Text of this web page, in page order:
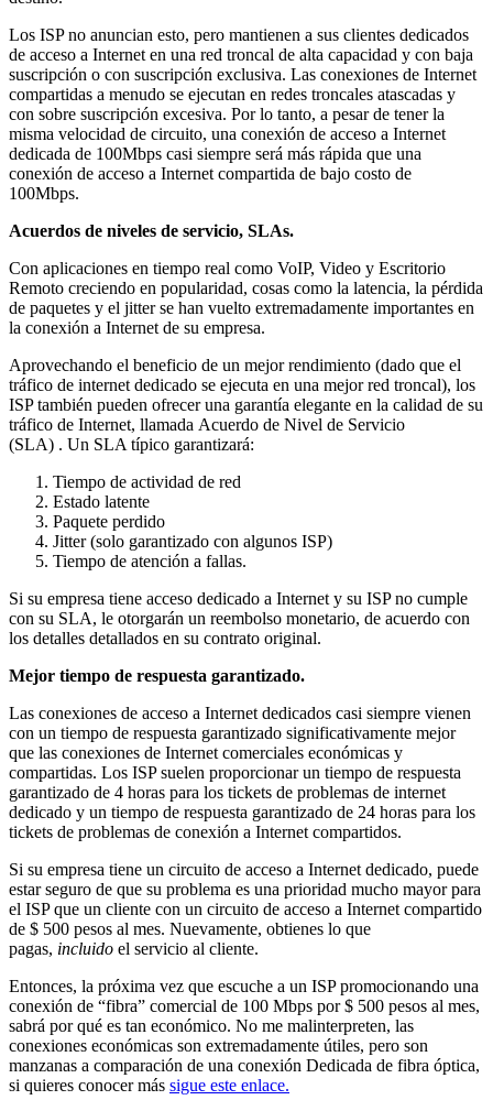
Los ISP no anuncian esto, pero mantienen a sus clientes dedicados
de acceso a Internet en una red troncal de alta capacidad y con baja
suscripción o con suscripción exclusiva. Las conexiones de Internet
compartidas a menudo se ejecutan en redes troncales atascadas y
con sobre suscripción excesiva. Por lo tanto, a pesar de tener la
misma velocidad de circuito, una conexión de acceso a Internet
dedicada de 100Mbps casi siempre será más rápida que una
conexión de acceso a Internet compartida de bajo costo de
100Mbps.
Acuerdos de niveles de servicio, SLAs.
Con aplicaciones en tiempo real como VoIP, Video y Escritorio
Remoto creciendo en popularidad, cosas como la latencia, la pérdida
de paquetes y el jitter se han vuelto extremadamente importantes en
la conexión a Internet de su empresa.
Aprovechando el beneficio de un mejor rendimiento (dado que el
tráfico de internet dedicado se ejecuta en una mejor red troncal), los
ISP también pueden ofrecer una garantía elegante en la calidad de su
tráfico de Internet, llamada Acuerdo de Nivel de Servicio
(SLA) . Un SLA típico garantizará:
Tiempo de actividad de red
Estado latente
Paquete perdido
Jitter (solo garantizado con algunos ISP)
Tiempo de atención a fallas.
Si su empresa tiene acceso dedicado a Internet y su ISP no cumple
con su SLA, le otorgarán un reembolso monetario, de acuerdo con
los detalles detallados en su contrato original.
Mejor tiempo de respuesta garantizado.
Las conexiones de acceso a Internet dedicados casi siempre vienen
con un tiempo de respuesta garantizado significativamente mejor
que las conexiones de Internet comerciales económicas y
compartidas. Los ISP suelen proporcionar un tiempo de respuesta
garantizado de 4 horas para los tickets de problemas de internet
dedicado y un tiempo de respuesta garantizado de 24 horas para los
tickets de problemas de conexión a Internet compartidos.
Si su empresa tiene un circuito de acceso a Internet dedicado, puede
estar seguro de que su problema es una prioridad mucho mayor para
el ISP que un cliente con un circuito de acceso a Internet compartido
de $ 500 pesos al mes. Nuevamente, obtienes lo que
pagas, incluido el servicio al cliente.
Entonces, la próxima vez que escuche a un ISP promocionando una
conexión de “fibra” comercial de 100 Mbps por $ 500 pesos al mes,
sabrá por qué es tan económico. No me malinterpreten, las
conexiones económicas son extremadamente útiles, pero son
manzanas a comparación de una conexión Dedicada de fibra óptica,
si quieres conocer más sigue este enlace.